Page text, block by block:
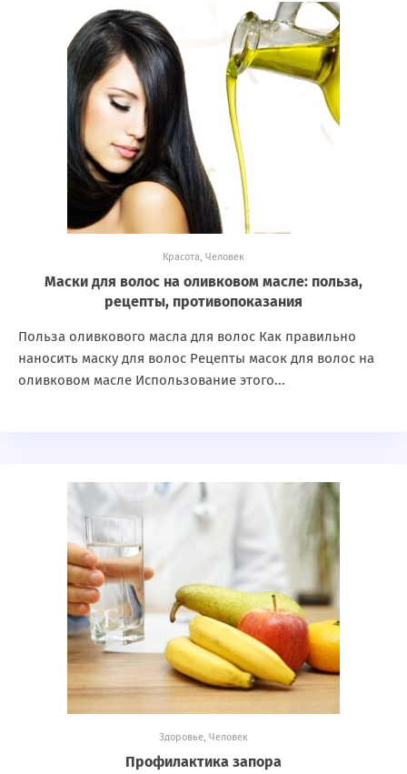
Красота, Человек
Маски для волос на оливковом масле: польза,
рецепты, противопоказания
Польза оливкового масла для волос Как правильно
наносить маску для волос Рецепты масок для волос на
оливковом масле Использование этого...
Здоровье, Человек
Профилактика запора